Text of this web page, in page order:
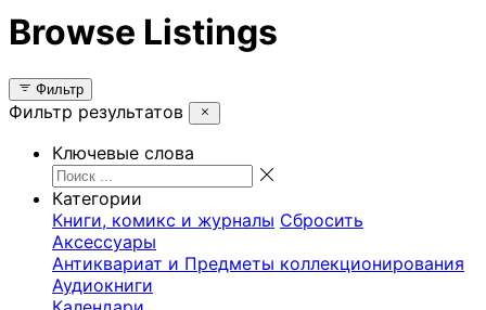
Browse Listings
Фильтр
Фильтр результатов
Ключевые слова
Категории
Книги, комикс и журналы Сбросить
Аксессуары
Антиквариат и Предметы коллекционирования
Аудиокниги